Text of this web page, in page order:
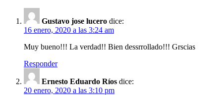
Gustavo jose lucero dice:
16 enero, 2020 a las 3:24 am
Muy bueno!!! La verdad!! Bien dessrrollado!!! Grscias
Responder
Ernesto Eduardo Ríos dice:
20 enero, 2020 a las 3:10 pm